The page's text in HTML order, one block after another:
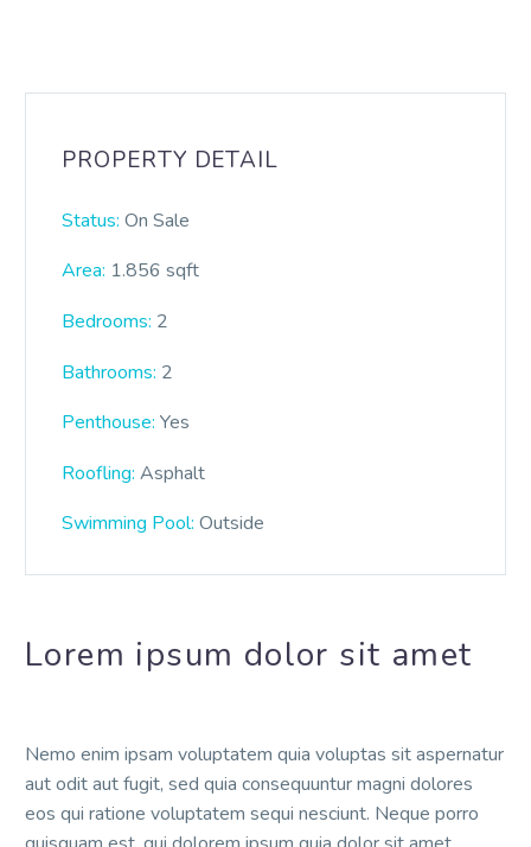
PROPERTY DETAIL
Status: On Sale
Area: 1.856 sqft
Bedrooms: 2
Bathrooms: 2
Penthouse: Yes
Roofling: Asphalt
Swimming Pool: Outside
Lorem ipsum dolor sit amet
Nemo enim ipsam voluptatem quia voluptas sit aspernatur
aut odit aut fugit, sed quia consequuntur magni dolores
eos qui ratione voluptatem sequi nesciunt. Neque porro